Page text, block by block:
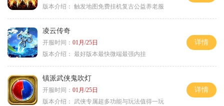
版本介绍： 触发地图免费挂机复古公益养老服
凌云传奇
开服时间： 01月/25日
版本介绍： 最好版本最快微端最强内挂
详情
镇派武侠鬼吹灯
开服时间： 01月/25日
版本介绍： 武侠专属超多功能与玩法值得一玩
详情